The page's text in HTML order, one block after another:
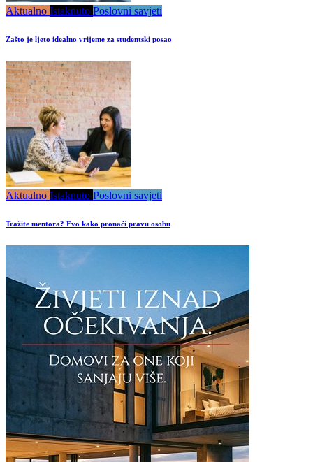
Aktualno Istaknuto Poslovni savjeti
Zašto je ljeto idealno vrijeme za studentski posao
Aktualno Istaknuto Poslovni savjeti
Tražite mentora? Evo kako pronaći pravu osobu